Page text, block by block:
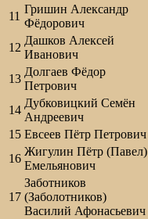
11
Гришин Александр
Фёдорович
12
Дашков Алексей
Иванович
13
Долгаев Фёдор
Петрович
14
Дубковицкий Семён
Андреевич
15 Евсеев Пётр Петрович
16
Жигулин Пётр (Павел)
Емельянович
17
Заботников
(Заболотников)
Василий Афонасьевич